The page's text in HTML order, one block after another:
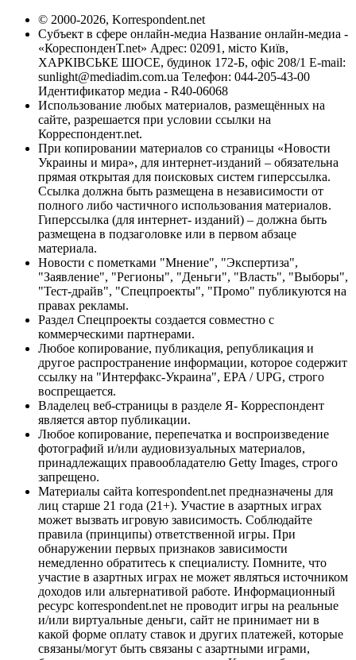
© 2000-2026, Korrespondent.net
Субъект в сфере онлайн-медиа Название онлайн-медиа -
«КореспонденТ.net» Адрес: 02091, місто Київ,
ХАРКІВСЬКЕ ШОСЕ, будинок 172-Б, офіс 208/1 E-mail:
sunlight@mediadim.com.ua Телефон: 044-205-43-00
Идентификатор медиа - R40-06068
Использование любых материалов, размещённых на
сайте, разрешается при условии ссылки на
Корреспондент.net.
При копировании материалов со страницы «Новости
Украины и мира», для интернет-изданий – обязательна
прямая открытая для поисковых систем гиперссылка.
Ссылка должна быть размещена в независимости от
полного либо частичного использования материалов.
Гиперссылка (для интернет- изданий) – должна быть
размещена в подзаголовке или в первом абзаце
материала.
Новости с пометками "Мнение", "Экспертиза",
"Заявление", "Регионы", "Деньги", "Власть", "Выборы",
"Тест-драйв", "Спецпроекты", "Промо" публикуются на
правах рекламы.
Раздел Спецпроекты создается совместно с
коммерческими партнерами.
Любое копирование, публикация, републикация и
другое распространение информации, которое содержит
ссылку на "Интерфакс-Украина", EPA / UPG, строго
воспрещается.
Владелец веб-страницы в разделе Я- Корреспондент
является автор публикации.
Любое копирование, перепечатка и воспроизведение
фотографий и/или аудиовизуальных материалов,
принадлежащих правообладателю Getty Images, строго
запрещено.
Материалы сайта korrespondent.net предназначены для
лиц старше 21 года (21+). Участие в азартных играх
может вызвать игровую зависимость. Соблюдайте
правила (принципы) ответственной игры. При
обнаружении первых признаков зависимости
немедленно обратитесь к специалисту. Помните, что
участие в азартных играх не может являться источником
доходов или альтернативой работе. Информационный
ресурс korrespondent.net не проводит игры на реальные
и/или виртуальные деньги, сайт не принимает ни в
какой форме оплату ставок и других платежей, которые
связаны/могут быть связаны с азартными играми,